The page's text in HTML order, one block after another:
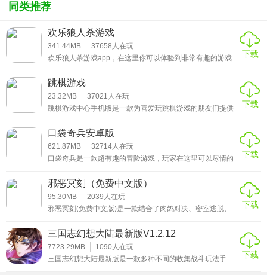
基地，不同场景不仅有着独特的视觉风格，还会有地形障碍
道具增强坦克战斗力。除了常规的多人对战模式，游戏还设
有单人闯关模式，玩家可在闯关过程中熟悉坦克性能、积累
败敌人、完成任务获取金币与材料，用金币解锁新坦克，用
材料升级坦克的攻击、防御与变形能力，逐步提升自身的对
战实力，应对越来越强大的对手。​
游戏特色​
形态具备不同能力，让对战策略更丰富，打破传统坦克对战
单一模式。​
2、丰富坦克种类体系：涵盖近 40 种坦克，从经典军用坦克
到科幻机甲坦克，每种坦克都有独特外观与专属技能。​
3、多样战场场景设计：拥有沙漠、城市、太空等 10 余种战
同类推荐
欢乐狼人杀游戏
341.44MB 37658 人在玩
欢乐狼人杀游戏app，在这里你可以体验到非常有趣的游戏
提供不一样的体验，你每天都可以放心的进行体验，简单好
玩，还有最多你想要的内容，找到自己喜欢玩的游戏之后，
就可以更加的放心，超多精彩的内容，还有超多好玩的游戏
内容，更有大量的玩家在线，你可以与自己的好友一起对
这里你还可以自己搜索喜欢的游戏内容进行查询，超多精彩
的游戏方式，还有多种的游戏方式，在这里让你玩
下载
跳棋游戏
23.32MB 37021 人在玩
跳棋游戏中心手机版是一款为喜爱玩跳棋游戏的朋友们提供
攻略，还有免费的赛事可以参与，不定期举办各种比赛，和
全国的高手大神一起对决，来一场激烈的博弈，快来下载
吧！
下载
口袋奇兵安卓版
621.87MB 32714人在玩
口袋奇兵是一款超有趣的冒险游戏，玩家在这里可以尽情的
以多人同时进行对战，多人同屏竞技对战，玩法丰富多样，
喜欢的小伙伴快来下载口袋奇兵吧。对这款游戏感兴趣的各
位玩家可以来我们下载试玩一下哟。
下载
邪恶冥刻（免费中文版）
95.30MB 2039 人在玩
邪恶冥刻(免费中文版)是一款结合了肉鸽对决、密室逃脱、
种非常独特的玩法感触，其中全新的卡牌对战玩法，能让小
伙伴们解锁出一系列前所未有的战斗体验，游玩过程即精彩
万分，有挑战性十足!
下载
三国志幻想大陆最新版V1.2.12
7723.29MB 1090人在玩
三国志幻想大陆最新版是一款多种不同的收集战斗玩法手
下载